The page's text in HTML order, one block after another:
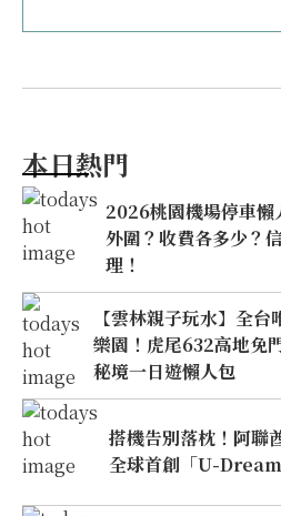
本日熱門
2026桃園機場停車懶
外圍？收費各多少？
理！
【雲林親子玩水】全
樂園！虎尾632高地免
秘境一日遊懶人包
搭機告別落枕！阿聯
全球首創「U-